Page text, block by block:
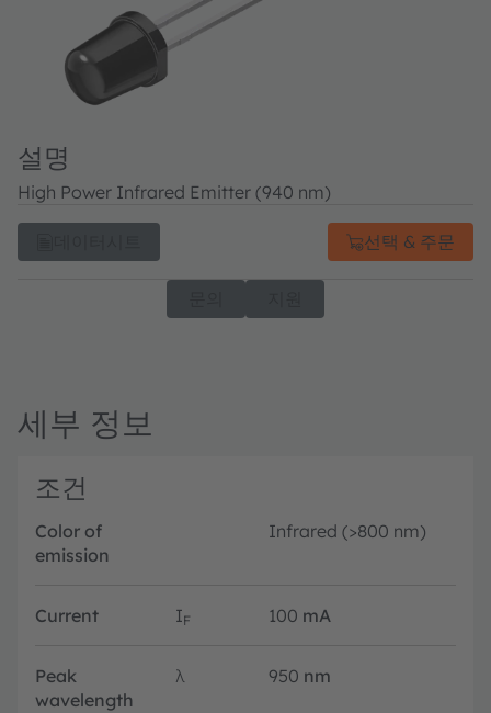
설명
High Power Infrared Emitter (940 nm)
선택 & 주문
세부 정보
조건
Color of
emission
Infrared (>800 nm)
Current IF 100 mA
Peak
wavelength
λ 950 nm